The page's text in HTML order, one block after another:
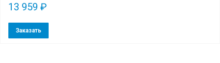
13 959 ₽
Заказать